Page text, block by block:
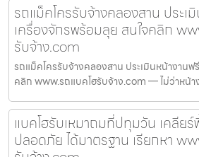
รถแม็คโครรับจ้างคลองสาน ประเ
เครื่องจักรพร้อมลุย สนใจคลิก
รับจ้าง.com
รถแม็คโครรับจ้างคลองสาน ประเมินหน้างานฟ
คลิก www.รถแบคโฮรับจ้าง.com — ไม่ว่าหน้า
แบคโฮรับเหมาถมที่ปทุมวัน เคลีย
ปลอดภัย ได้มาตรฐาน เรียกหา